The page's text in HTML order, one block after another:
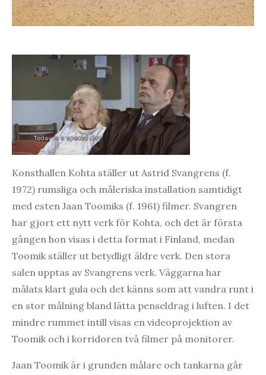
Konsthallen Kohta ställer ut Astrid Svangrens (f.
1972) rumsliga och måleriska installation samtidigt
med esten Jaan Toomiks (f. 1961) filmer. Svangren
har gjort ett nytt verk för Kohta, och det är första
gången hon visas i detta format i Finland, medan
Toomik ställer ut betydligt äldre verk. Den stora
salen upptas av Svangrens verk. Väggarna har
målats klart gula och det känns som att vandra runt i
en stor målning bland lätta penseldrag i luften. I det
mindre rummet intill visas en videoprojektion av
Toomik och i korridoren två filmer på monitorer.
Jaan Toomik är i grunden målare och tankarna går